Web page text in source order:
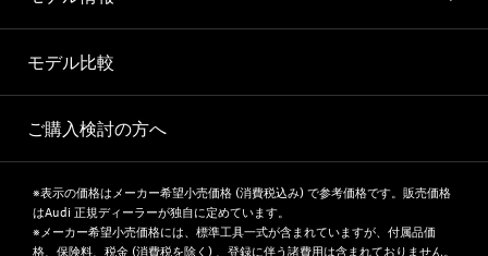
モデル比較
ご購入検討の方へ
※表示の価格はメーカー希望小売価格 (消費税込み) で参考価格です。販売価格
はAudi 正規ディーラーが独自に定めています。
※メーカー希望小売価格には、標準工具一式が含まれていますが、付属品価
格、保険料、税金 (消費税を除く) 、登録に伴う諸費用は含まれておりません。